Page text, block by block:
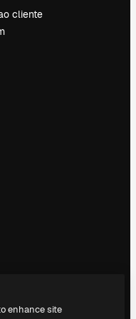
cliente
enhance site